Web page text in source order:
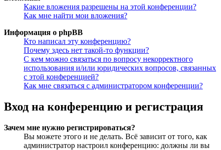
Какие вложения разрешены на этой конференции?
Как мне найти мои вложения?
Информация о phpBB
Кто написал эту конференцию?
Почему здесь нет такой-то функции?
С кем можно связаться по вопросу некорректного
использования и/или юридических вопросов, связанных
с этой конференцией?
Как мне связаться с администратором конференции?
Вход на конференцию и регистрация
Зачем мне нужно регистрироваться?
Вы можете этого и не делать. Всё зависит от того, как
администратор настроил конференцию: должны ли вы